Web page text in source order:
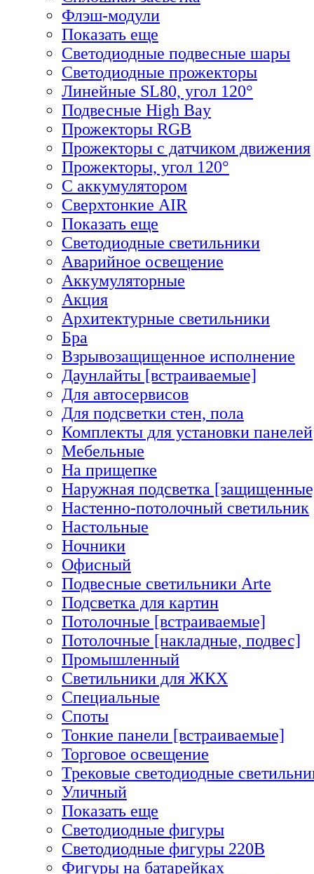
Флэш-модули
Показать еще
Светодиодные подвесные шары
Светодиодные прожекторы
Линейные SL80, угол 120°
Подвесные High Bay
Прожекторы RGB
Прожекторы с датчиком движения
Прожекторы, угол 120°
С аккумулятором
Сверхтонкие AIR
Показать еще
Светодиодные светильники
Аварийное освещение
Аккумуляторные
Акция
Архитектурные светильники
Бра
Взрывозащищенное исполнение
Даунлайты [встраиваемые]
Для автосервисов
Для подсветки стен, пола
Комплекты для установки панелей
Мебельные
На прищепке
Наружная подсветка
Настенно-потолочный светильник
Настольные
Ночники
Офисный
Подвесные светильники Arte
Подсветка для картин
Потолочные [встраиваемые]
Потолочные [накладные, подвес]
Промышленный
Светильники для ЖКХ
Специальные
Споты
Тонкие панели [встраиваемые]
Торговое освещение
Трековые светодиодные
Уличный
Показать еще
Светодиодные фигуры
Светодиодные фигуры 220В
Фигуры на батарейках